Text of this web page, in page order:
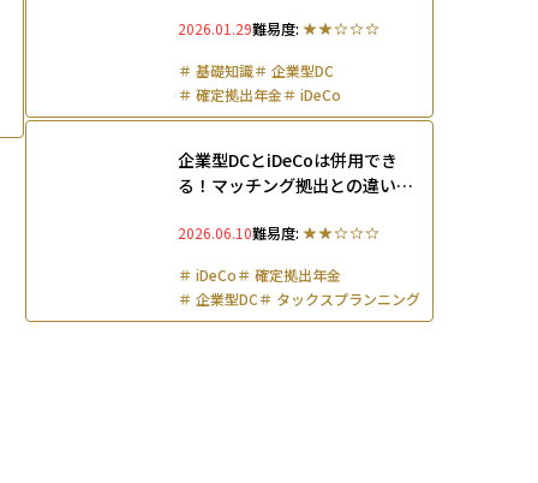
2026.01.29難易度:
＃基礎知識＃企業型DC
＃確定拠出年金＃iDeCo
＃ドルコスト平均法
企業型DCとiDeCoは併用でき
る！マッチング拠出との違いや
2026.06.10難易度:
＃iDeCo＃確定拠出年金
＃企業型DC＃ タックスプランニング
＃ドルコスト平均法